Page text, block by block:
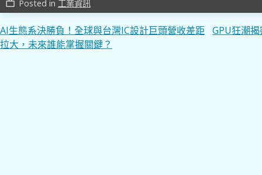
work_outline Posted in 工業資訊
文
章
AI生態系決勝負！全球與台灣IC設計巨頭營收差距
拉大，未來誰能掌握關鍵？
GPU狂潮